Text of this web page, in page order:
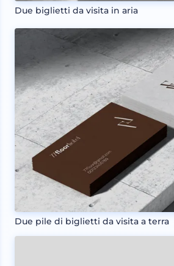
Due biglietti da visita in aria
Due pile di biglietti da visita a terra